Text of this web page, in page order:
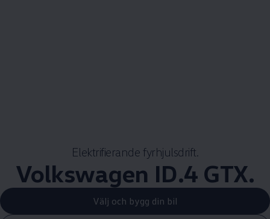
Elektrifierande fyrhjulsdrift.
Volkswagen ID.4 GTX.
Välj och bygg din bil